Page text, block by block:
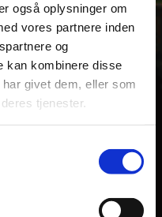
også oplysninger om
vores partnere inden
og
kan kombinere disse
givet dem, eller som
tjenester.